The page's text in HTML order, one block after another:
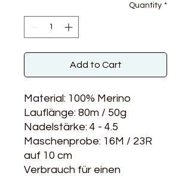
Quantity *
Add to Cart
Material: 100% Merino
Lauflänge: 80m / 50g
Nadelstärke: 4 - 4.5
Maschenprobe: 16M / 23R
auf 10 cm
Verbrauch für einen